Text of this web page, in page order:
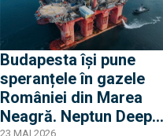
Budapesta își pune
speranțele în gazele
României din Marea
Neagră. Neptun Deep
23 MAI 2026